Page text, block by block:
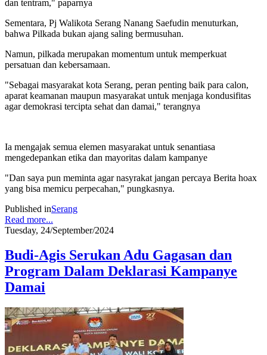
dan tentram," paparnya
Sementara, Pj Walikota Serang Nanang Saefudin menuturkan,
bahwa Pilkada bukan ajang saling bermusuhan.
Namun, pilkada merupakan momentum untuk memperkuat
persatuan dan kebersamaan.
"Sebagai masyarakat kota Serang, peran penting baik para calon,
aparat keamanan maupun masyarakat untuk menjaga kondusifitas
agar demokrasi tercipta sehat dan damai," terangnya
Ia mengajak semua elemen masyarakat untuk senantiasa
mengedepankan etika dan mayoritas dalam kampanye
"Dan saya pun meminta agar nasyrakat jangan percaya Berita hoax
yang bisa memicu perpecahan," pungkasnya.
Published inSerang
Read more...
Tuesday, 24/September/2024
Budi-Agis Serukan Adu Gagasan dan
Program Dalam Deklarasi Kampanye
Damai